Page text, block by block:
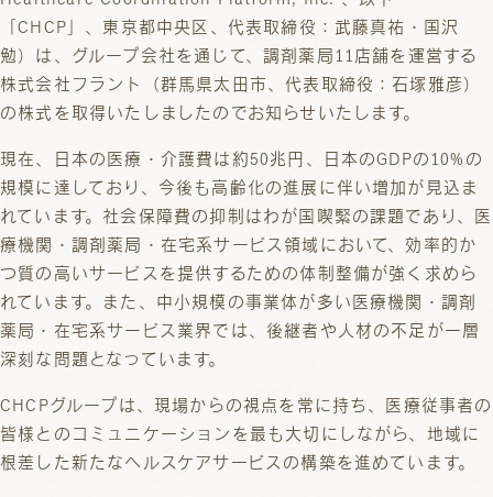
「CHCP」、東京都中央区、代表取締役：武藤真祐・国沢
勉）は、グループ会社を通じて、調剤薬局11店舗を運営する
株式会社フラント（群馬県太田市、代表取締役：石塚雅彦）
の株式を取得いたしましたのでお知らせいたします。
現在、日本の医療・介護費は約50兆円、日本のGDPの10%の
規模に達しており、今後も高齢化の進展に伴い増加が見込ま
れています。社会保障費の抑制はわが国喫緊の課題であり、医
療機関・調剤薬局・在宅系サービス領域において、効率的か
つ質の高いサービスを提供するための体制整備が強く求めら
れています。また、中小規模の事業体が多い医療機関・調剤
薬局・在宅系サービス業界では、後継者や人材の不足が一層
深刻な問題となっています。
CHCPグループは、現場からの視点を常に持ち、医療従事者の
皆様とのコミュニケーションを最も大切にしながら、地域に
根差した新たなヘルスケアサービスの構築を進めています。